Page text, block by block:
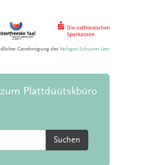
Genehmigung desVerlages Schuster Leer
Plattdüütskbüro
Suchen